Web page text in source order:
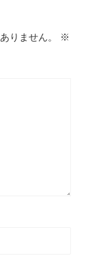
りません。
※